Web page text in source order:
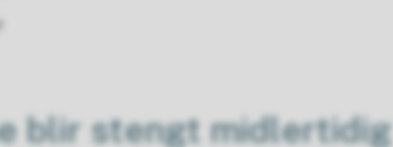
blir stengt midlertidig